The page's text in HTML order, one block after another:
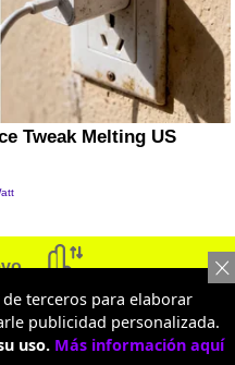
terceros para elaborar
publicidad personalizada.
uso. Más información aquí